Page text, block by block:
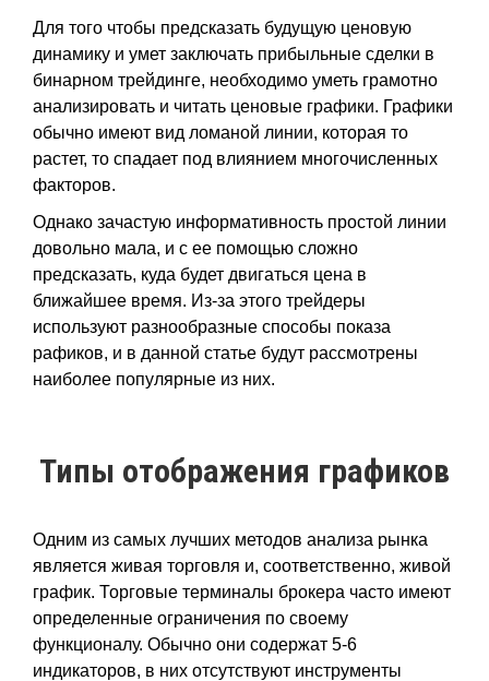
Для того чтобы предсказать будущую ценовую
динамику и умет заключать прибыльные сделки в
бинарном трейдинге, необходимо уметь грамотно
анализировать и читать ценовые графики. Графики
обычно имеют вид ломаной линии, которая то
растет, то спадает под влиянием многочисленных
факторов.
Однако зачастую информативность простой линии
довольно мала, и с ее помощью сложно
предсказать, куда будет двигаться цена в
ближайшее время. Из-за этого трейдеры
используют разнообразные способы показа
рафиков, и в данной статье будут рассмотрены
наиболее популярные из них.
Типы отображения графиков
Одним из самых лучших методов анализа рынка
является живая торговля и, соответственно, живой
график. Торговые терминалы брокера часто имеют
определенные ограничения по своему
функционалу. Обычно они содержат 5-6
индикаторов, в них отсутствуют инструменты